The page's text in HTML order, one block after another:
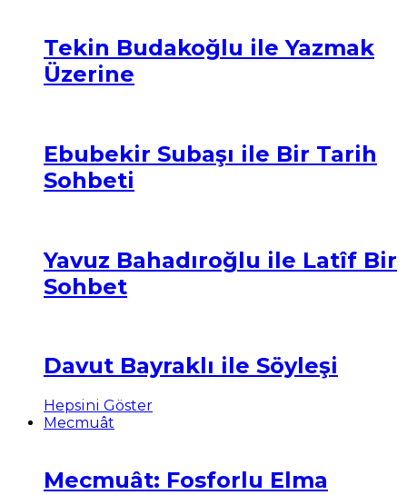
Tekin Budakoğlu ile Yazmak
Üzerine
Ebubekir Subaşı ile Bir Tarih
Sohbeti
Yavuz Bahadıroğlu ile Latîf Bir
Sohbet
Davut Bayraklı ile Söyleşi
Hepsini Göster
Mecmuât
Mecmuât: Fosforlu Elma